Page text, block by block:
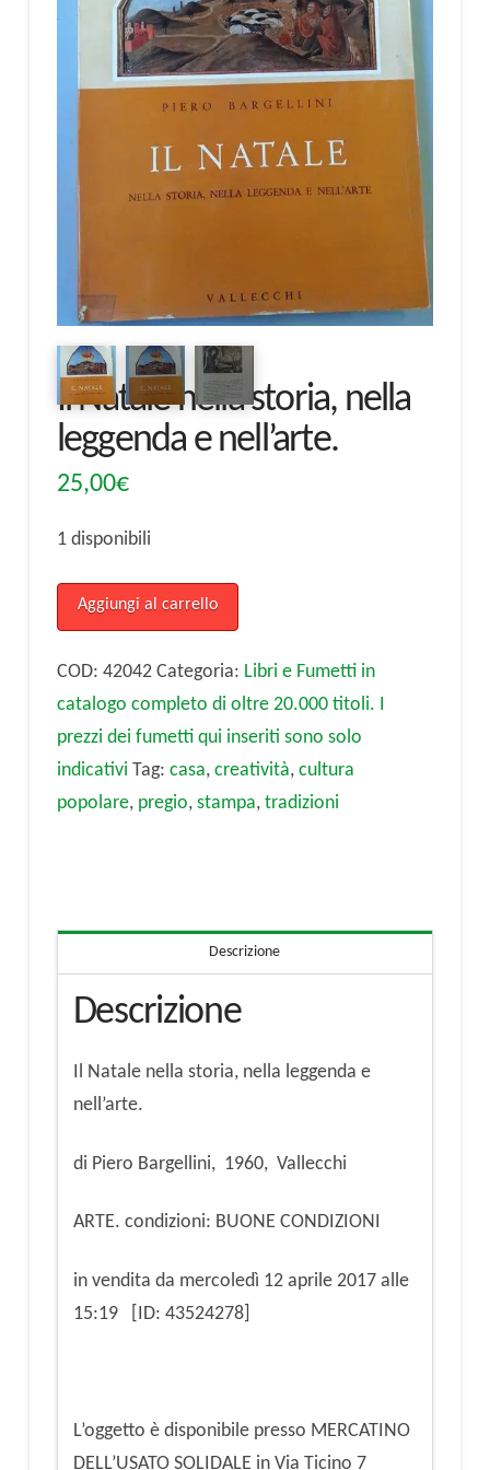
Il Natale nella storia, nella
leggenda e nell’arte.
25,00€
1 disponibili
Natale
nella
storia,
nella
leggenda
e
Aggiungi al carrello
COD: 42042 Categoria: Libri e Fumetti in
catalogo completo di oltre 20.000 titoli. I
prezzi dei fumetti qui inseriti sono solo
indicativi Tag: casa, creatività, cultura
popolare, pregio, stampa, tradizioni
Descrizione
Descrizione
Il Natale nella storia, nella leggenda e
nell’arte.
di Piero Bargellini, 1960, Vallecchi
ARTE. condizioni: BUONE CONDIZIONI
in vendita da mercoledì 12 aprile 2017 alle
15:19 [ID: 43524278]
L’oggetto è disponibile presso MERCATINO
DELL’USATO SOLIDALE in Via Ticino 7